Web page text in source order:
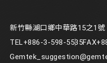
新竹縣湖口鄉中華路15之1號
TEL+886-3-598-5535FAX